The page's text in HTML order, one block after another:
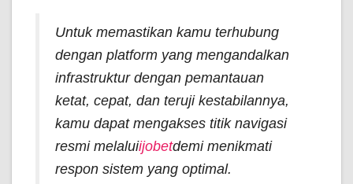
Untuk memastikan kamu terhubung
dengan platform yang mengandalkan
infrastruktur dengan pemantauan
ketat, cepat, dan teruji kestabilannya,
kamu dapat mengakses titik navigasi
resmi melaluiijobetdemi menikmati
respon sistem yang optimal.